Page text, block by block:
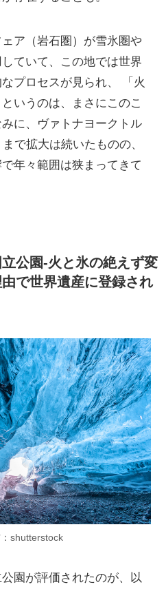
ア（岩石圏）が雪氷圏や
ていて、この地では世界
プロセスが見られ、 「火
いうのは、まさにこのこ
に、ヴァトナヨークトル
で拡大は続いたものの、
年々範囲は狭まってきて
公園-火と氷の絶えず変
で世界遺産に登録され
shutterstock
園が評価されたのが、以